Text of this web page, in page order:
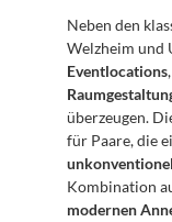
Neben den
Welzheim und
Eventlocations
überzeugen.
für Paare, die
Kombination
modernen